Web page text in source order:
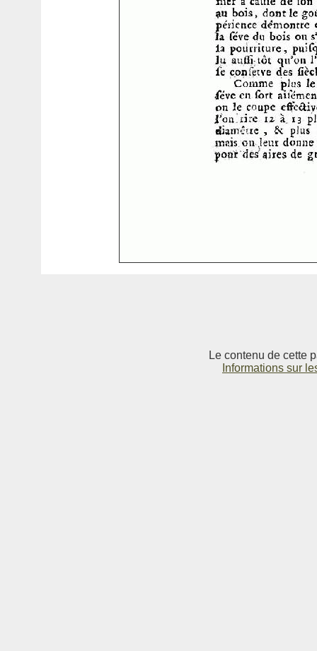
Le contenu de cette
Informations sur